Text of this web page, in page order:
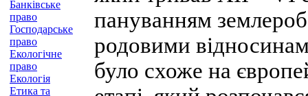
Банківське
право
Господарське
право
Екологічне
право
Екологія
Етика та
пануванням
родовими
було схоже на